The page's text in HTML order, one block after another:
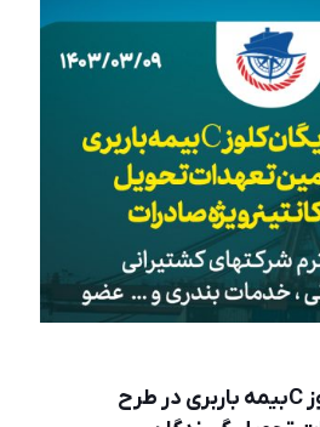
ارائه رايگان كلوز Cبيمه باربری در طرح